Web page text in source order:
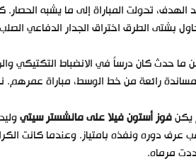
الهدف، تحولت المباراة إلى ما يشبه
بشتى الطرق اختراق الجدار الدفاعي
ما حدث كان درساً في الانضباط التكتيكي
رائعة من خط الوسط، مباراة
يكنفوز أستون فيلا على مانشستر سيتي
عرف دوره ونفذه بامتياز. وعندما كانت
مرماه.